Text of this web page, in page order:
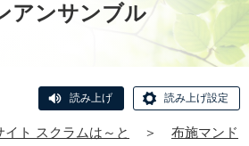
アンサンブル
読み上げ 読み上げ設定
ト スクラムは～と ＞
布施マンド